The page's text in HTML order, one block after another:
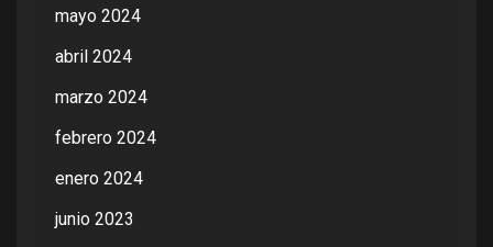
mayo 2024
abril 2024
marzo 2024
febrero 2024
enero 2024
junio 2023